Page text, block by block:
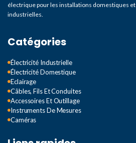
électrique pour les installations domestiques et
industrielles.
Catégories
Électricité Industrielle
Électricité Domestique
Eclairage
Câbles, Fils Et Conduites
Accessoires Et Outillage
Instruments De Mesures
Caméras